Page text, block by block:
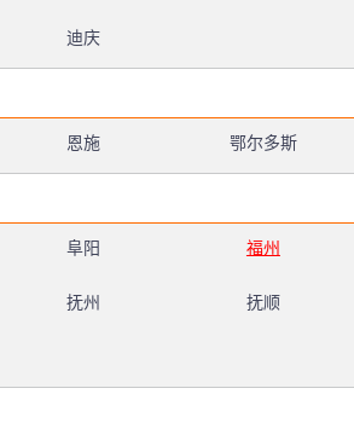
迪庆
恩施 鄂尔多斯
阜阳 福州
抚州 抚顺